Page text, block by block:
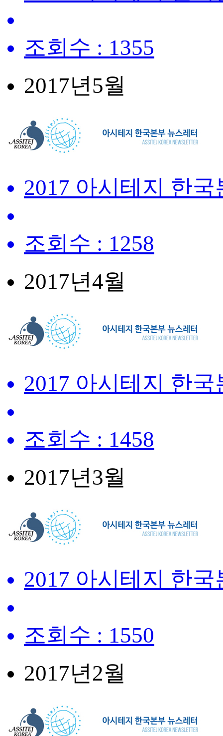
조회수 : 1355
2017년5월
2017 아시테지 한
조회수 : 1258
2017년4월
2017 아시테지 한
조회수 : 1458
2017년3월
2017 아시테지 한
조회수 : 1550
2017년2월